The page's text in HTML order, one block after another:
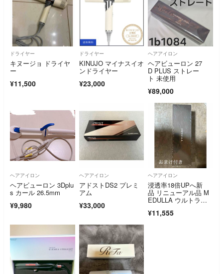
ドライヤー
キヌージョ ドライヤ
ー
¥11,500
ドライヤー
KINUJO マイナスイオ
ンドライヤー
¥23,000
ヘアアイロン
ヘアビューロン 27
D PLUS ストレー
ト 未使用
¥89,000
ヘアアイロン
ヘアビューロン 3Dplu
s カール 26.5mm
¥9,980
ヘアアイロン
アドストDS2 プレミ
アム
¥33,000
ヘアアイロン
浸透率18倍UPへ新
品 リニューアル品 M
EDULLA ウルトラシ
¥11,555